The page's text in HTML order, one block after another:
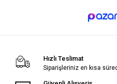
Hızlı Teslimat
Siparişleriniz en kısa